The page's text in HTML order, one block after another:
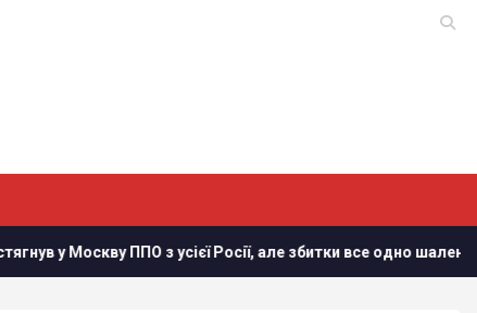
Росії, але збитки все одно шалені, - Зеленський